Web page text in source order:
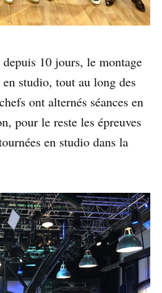
10 jours, le montage
studio, tout au long des
ont alternés séances en
pour le reste les épreuves
en studio dans la